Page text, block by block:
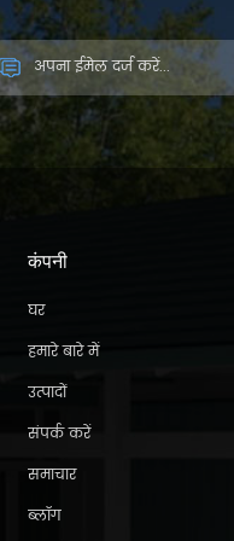
कंपनी
घर
हमारे बारे में
उत्पादों
संपर्क करें
समाचार
ब्लॉग